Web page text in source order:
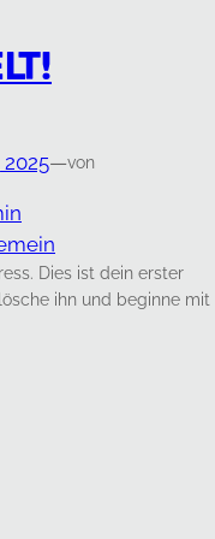
2025—von
Dies ist dein erster
ihn und beginne mit